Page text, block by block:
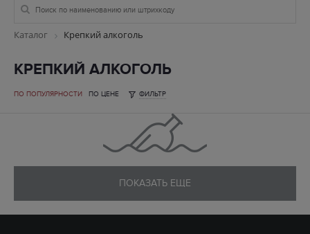
Каталог Крепкий алкоголь
КРЕПКИЙ АЛКОГОЛЬ
ПО ПОПУЛЯРНОСТИ ПО ЦЕНЕ ФИЛЬТР
ПОКАЗАТЬ ЕЩЕ